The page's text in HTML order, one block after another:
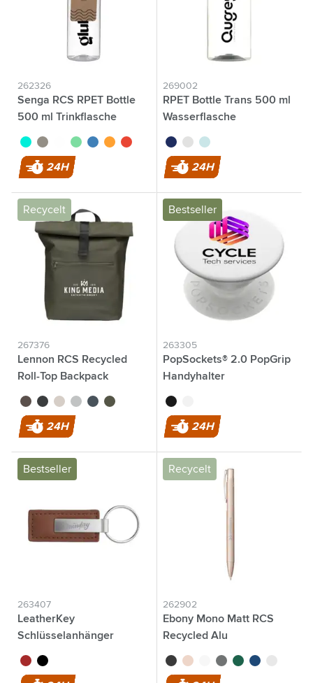
262326
Senga RCS RPET Bottle
500 ml Trinkflasche
turquoise
noir translucide
vert bleu orange
rouge
24H
269002
RPET Bottle Trans 500 ml
Wasserflasche
noir translucide
bleu
24H
Recycelt
267376
Lennon RCS Recycled
Roll-Top Backpack
Rucksack
brun noir beigebleu clairbleu marine
vert foncé
24H
Bestseller
263305
PopSockets® 2.0 PopGrip
Handyhalter
noir
24H
Bestseller
263407
LeatherKey
Schlüsselanhänger
brun noir
Recycelt
262902
Ebony Mono Matt RCS
Recycled Alu
noir or roseblancgris vert bleu